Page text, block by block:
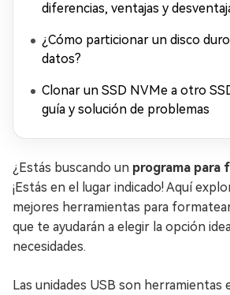
diferencias, ventajas y
¿Cómo particionar un disco
datos?
Clonar un SSD NVMe a otro
guía y solución de problemas
¿Estás buscando un programa para
¡Estás en el lugar indicado! Aquí
mejores herramientas para
que te ayudarán a elegir la opción
necesidades.
Las unidades USB son herramientas